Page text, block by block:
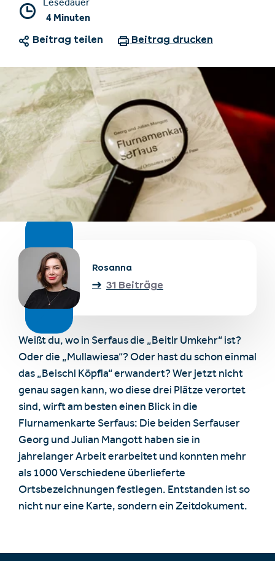
Unterkünfte finden
Ticket- &
Gutscheinshop
Deutsch
+43/5476/6239
info@serfaus-fiss-ladis.at
Lesedauer
4 Minuten
Weißt du, wo in Serfaus die „Beitlr Umkehr“ ist?
Oder die „Mullawiesa“? Oder hast du schon einmal
das „Beischl Köpfla“ erwandert? Wer jetzt nicht
genau sagen kann, wo diese drei Plätze verortet
sind, wirft am besten einen Blick in die
Flurnamenkarte Serfaus: Die beiden Serfauser
Georg und Julian Mangott haben sie in
jahrelanger Arbeit erarbeitet und konnten mehr
als 1000 Verschiedene überlieferte
Ortsbezeichnungen festlegen. Entstanden ist so
nicht nur eine Karte, sondern ein Zeitdokument.
Rosanna
31 Beiträge
Beitrag teilen Beitrag drucken